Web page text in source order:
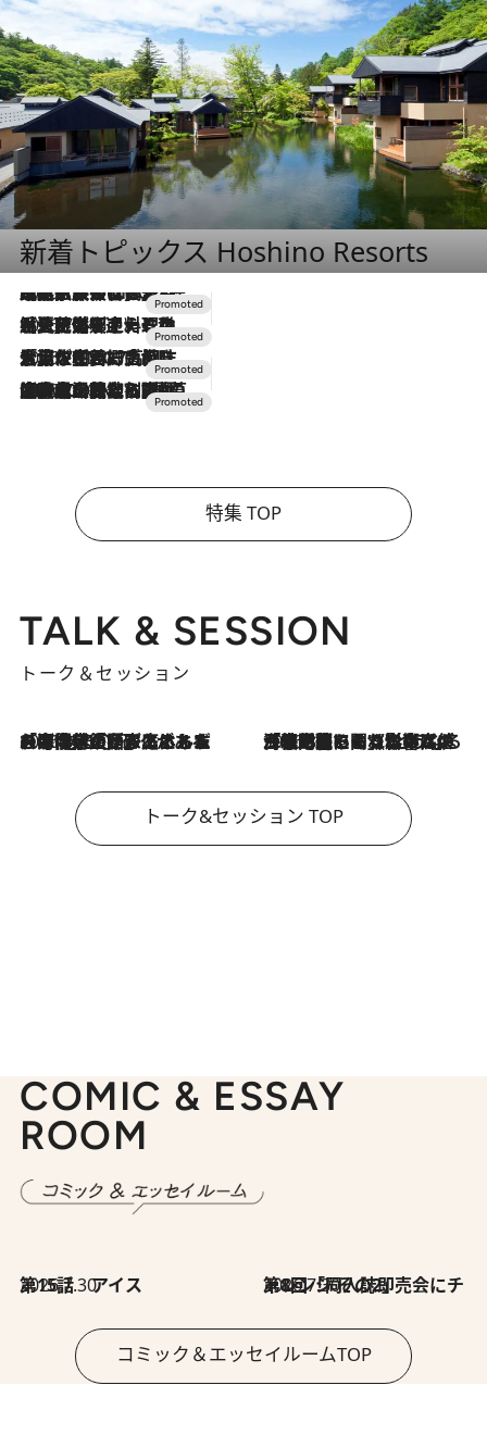
新着トピックス Hoshino Resorts
2026.7.31
【ホテル帰省】という選択肢をOMOが提案。家族とほどよい距離を保つには「昼は実家、夜は気兼ねなくホテルで！」
2026.7.24
【夏限定ディナーコース】旬を迎える稚鮎や花ズッキーニなどをイタリア・トスカーナの郷土料理の手法で満喫！
2026.7.17
「土佐和ハーブかき氷」がOMO7高知に登場！生姜、山椒、大葉など目にも舌にも涼を呼ぶ郷土の味
2026.7.10
NEW OPEN！【界 草津】名湯の地に誕生。趣の異なる2種の温泉と上州ならではの会席・蕎麦割烹など美食を味わう究極の癒やし旅
特集 TOP
TALK & SESSION
トーク＆セッション
2026.8.3
「今後値上げがあるとすれば…」「リスクがあるのは今年の冬」エネルギー専門家が語る、ホルムズ海峡封鎖が家庭にもたらす“ある心配” 2026.8.3
「住宅建てられない…」「サーチャージ料の高値が続いている」ホルムズ海峡封鎖による影響はいつまで続く？《エネルギー専門家に聞く“どうなる日本の暮らし”》
トーク&セッション TOP
COMIC & ESSAY
ROOM
2026.7.30
第15話 アイス 2026.7.30
第8回「同人誌即売会にチャレンジ その2」
コミック＆エッセイルームTOP